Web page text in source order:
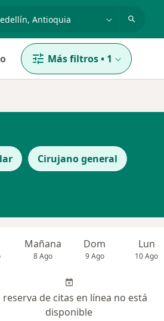
ej. Bogotá
Más filtros• 1
Cirujano general
Mañana
8 Ago
Dom
9 Ago
Lun
10 Ago
reserva de citas en línea no está
disponible